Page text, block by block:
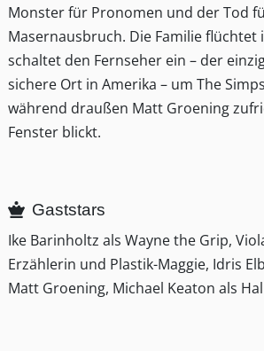
Monster für Pronomen und der Tod
Masernausbruch. Die Familie flüchtet
schaltet den Fernseher ein – der
sichere Ort in Amerika – um The
während draußen Matt Groening
Fenster blickt.
Gaststars
Ike Barinholtz als Wayne the Grip,
Erzählerin und Plastik-Maggie, Idris
Matt Groening, Michael Keaton als Hal